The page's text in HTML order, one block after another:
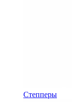
Степперы